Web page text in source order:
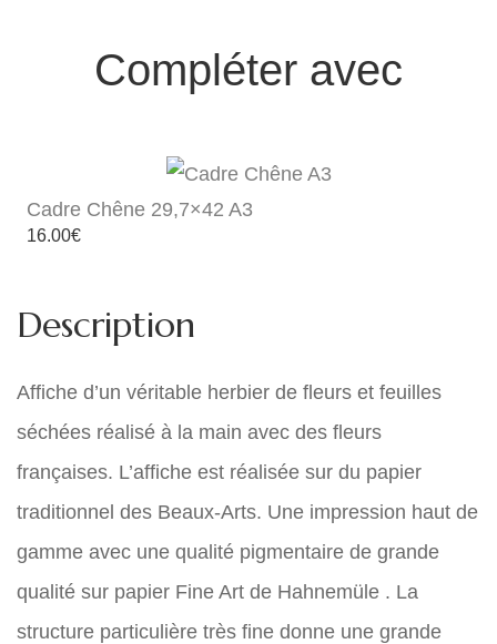
Compléter avec
Cadre Chêne 29,7×42 A3
16.00€
Description
Affiche d’un véritable herbier de fleurs et feuilles
séchées réalisé à la main avec des fleurs
françaises. L’affiche est réalisée sur du papier
traditionnel des Beaux-Arts. Une impression haut de
gamme avec une qualité pigmentaire de grande
qualité sur papier Fine Art de Hahnemüle . La
structure particulière très fine donne une grande